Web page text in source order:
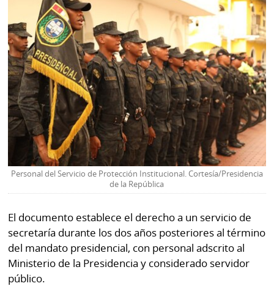
Personal del Servicio de Protección Institucional. Cortesía/Presidencia
de la República
El documento establece el derecho a un servicio de
secretaría durante los dos años posteriores al término
del mandato presidencial, con personal adscrito al
Ministerio de la Presidencia y considerado servidor
público.